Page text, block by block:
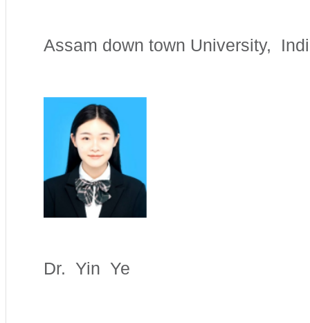
Assam down town University,
Dr. Yin Ye